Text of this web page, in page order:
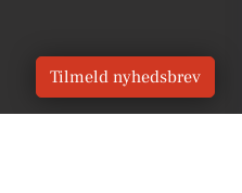
Tilmeld nyhedsbrev